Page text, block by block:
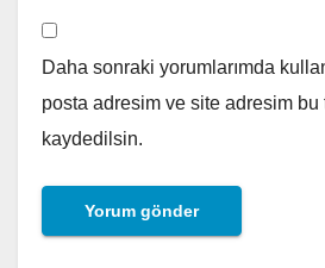
Daha sonraki yorumlarımda
posta adresim ve site adresim bu
kaydedilsin.